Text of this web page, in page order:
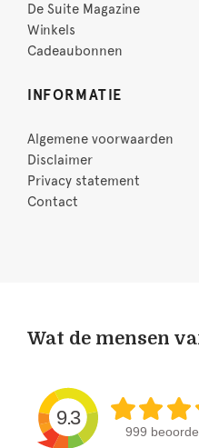
De Suite Magazine
Winkels
Cadeaubonnen
INFORMATIE
Algemene voorwaarden
Disclaimer
Privacy statement
Contact
Wat de mensen
9.3
999